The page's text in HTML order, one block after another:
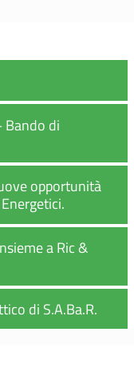
Bando di
opportunità
a Ric &
di S.A.Ba.R.